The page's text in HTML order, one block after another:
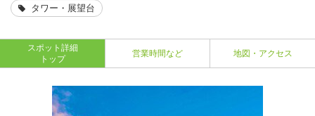
タワー・展望台
スポット詳細
トップ
営業時間など 地図・アクセス